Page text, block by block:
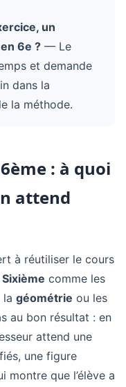
un
6e ? — Le
et demande
dans la
la méthode.
: à quoi
attend
à réutiliser le cours
Sixième comme les
la géométrie ou les
au bon résultat : en
attend une
une figure
montre que l’élève a